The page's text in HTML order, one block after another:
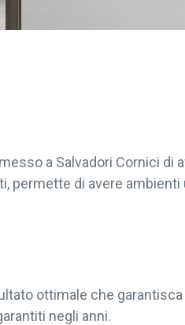
a Salvadori Cornici di
permette di avere
ottimale che
negli anni.